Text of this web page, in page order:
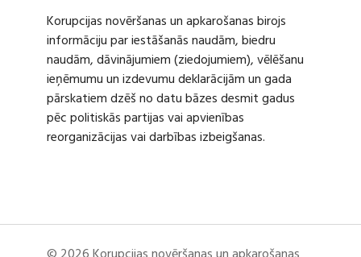
Korupcijas novēršanas un apkarošanas birojs
informāciju par iestāšanās naudām, biedru
naudām, dāvinājumiem (ziedojumiem), vēlēšanu
ieņēmumu un izdevumu deklarācijām un gada
pārskatiem dzēš no datu bāzes desmit gadus
pēc politiskās partijas vai apvienības
reorganizācijas vai darbības izbeigšanas.